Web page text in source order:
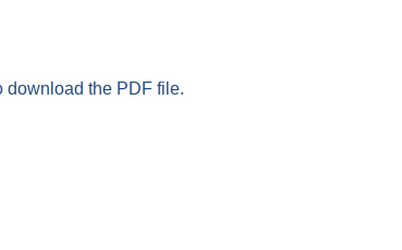
download the PDF file.